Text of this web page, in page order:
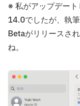
※ 私がアップデー
14.0でしたが、執
Betaがリリースさ
ね。